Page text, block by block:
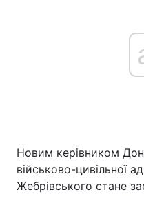
Новим керівником
військово-цивільної
Жебрівського стане